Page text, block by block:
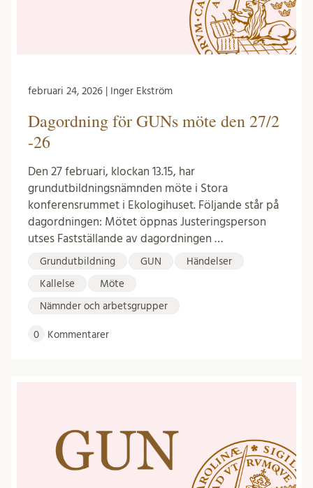
februari 24, 2026 | Inger Ekström
Dagordning för GUNs möte den 27/2
-26
Den 27 februari, klockan 13.15, har
grundutbildningsnämnden möte i Stora
konferensrummet i Ekologihuset. Följande står på
dagordningen: Mötet öppnas Justeringsperson
utses Fastställande av dagordningen …
Grundutbildning GUN Händelser
Kallelse Möte
Nämnder och arbetsgrupper
0 Kommentarer